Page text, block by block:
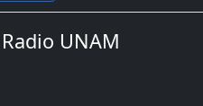
UNAM